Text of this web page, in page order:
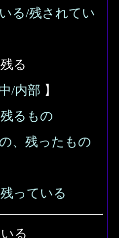
る/残されてい
る
/内部 】
るもの
、残ったもの
っている
る